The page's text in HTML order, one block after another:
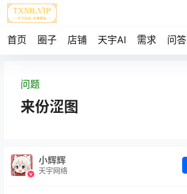
首页 圈子 店铺 天宇AI 需求 问答
问题
来份涩图
小辉辉
天宇网络